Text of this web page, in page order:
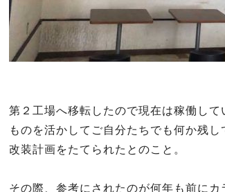
第２工場へ移転したので現在は稼働し
ものを活かしてご自分たちでも何か残
改装計画をたてられたとのこと。
その際、参考にされたのが何年も前に